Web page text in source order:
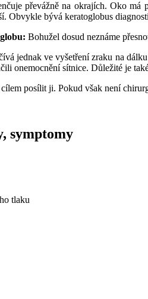
převážně na okrajích. Oko
Obvykle bývá keratoglobus
Bohužel dosud neznáme
jednak ve vyšetření zraku na
onemocnění sítnice. Důležité je
posílit ji. Pokud však není
symptomy
tlaku